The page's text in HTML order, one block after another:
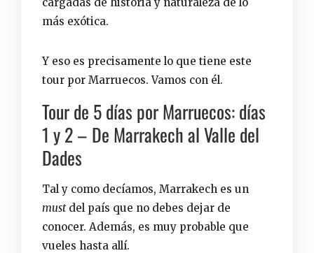
más exótica.
Y eso es precisamente lo que tiene este
tour por Marruecos. Vamos con él.
Tour de 5 días por Marruecos: días
1 y 2 – De Marrakech al Valle del
Dades
Tal y como decíamos, Marrakech es un
mustdel país que no debes dejar de
conocer. Además, es muy probable que
vueles hasta allí.